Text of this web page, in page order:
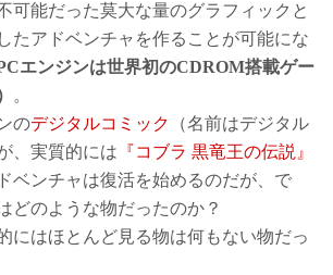
可能だった莫大な量のグラフィックと
たアドベンチャを作ることが可能にな
エンジンは世界初のCDROM搭載ゲー
。
のデジタルコミック
（名前はデジタル
、実質的には 『コブラ 黒竜王の伝説』
ベンチャは復活を始めるのだが、で
どのような物だったのか？
にはほとんど見る物は何もない物だっ